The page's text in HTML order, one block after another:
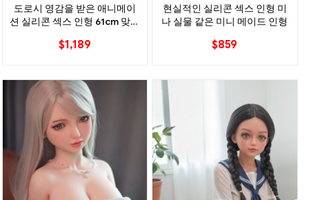
도로시 영감을 받은 애니메이
션 실리콘 섹스 인형 61cm 맞춤
$1,189
현실적인 실리콘 섹스 인형 미
나 실물 같은 미니 메이드 인형
$859